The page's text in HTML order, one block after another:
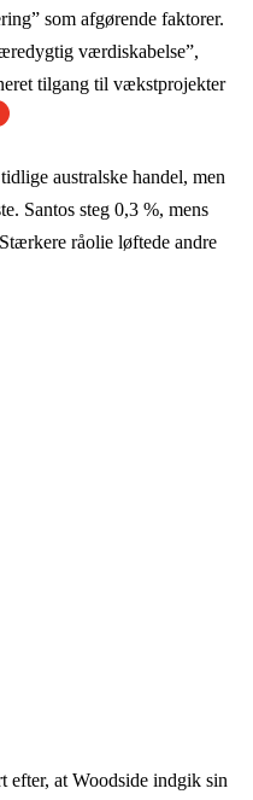
som afgørende faktorer.
værdiskabelse”,
tilgang til vækstprojekter
australske handel, men
Santos steg 0,3 %, mens
råolie løftede andre
efter, at Woodside indgik sin